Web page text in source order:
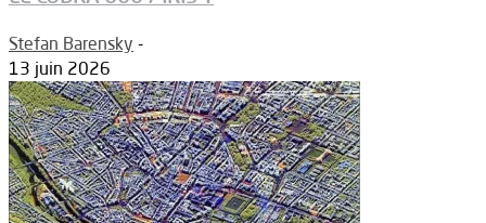
Stefan Barensky -
13 juin 2026